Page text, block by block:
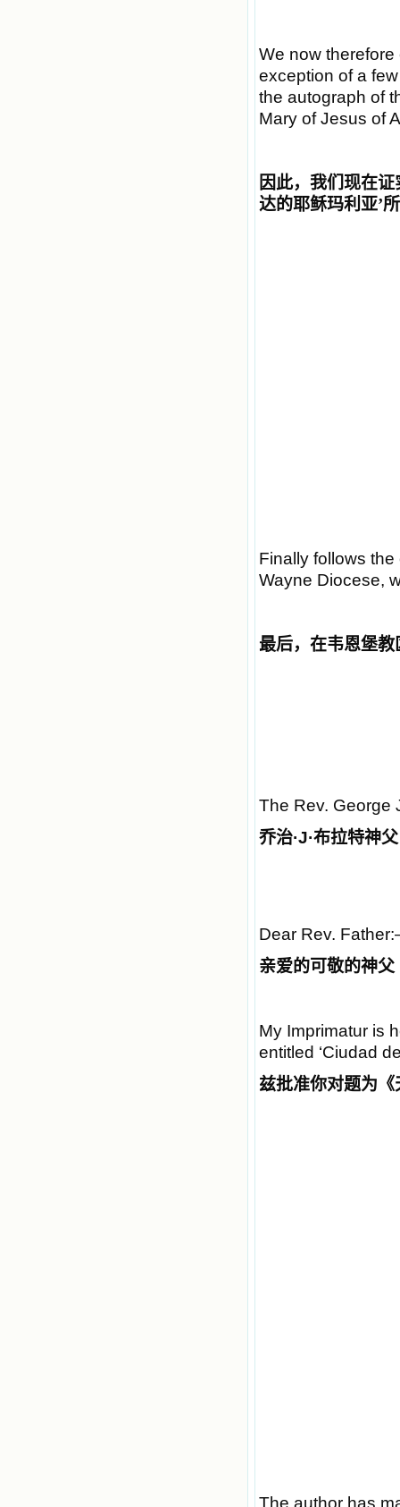
We now therefore
exception of a
the autograph of
Mary of Jesus of
因此，我们现在
达的耶稣玛利亚’
Finally follows
Wayne Diocese,
最后，在韦恩堡
The Rev. George
乔治·J·布拉特神
Dear Rev.
亲爱的可敬的神父
My Imprimatur is
entitled ‘Ciudad
兹批准你对题为
The author has